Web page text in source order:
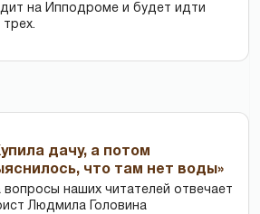
на Ипподроме и будет идти
дачу, а потом
что там нет воды»
вопросы наших читателей отвечает
Людмила Головина